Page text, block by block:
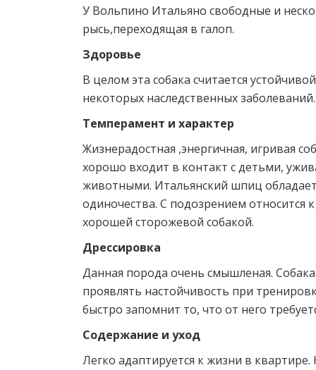
У Вольпино Итальяно свободные и
рысь,переходящая в галоп.
Здоровье
В целом эта собака считается
некоторых наследственных заболеваний.
Темперамент и характер
Жизнерадостная ,энергичная, игривая
хорошо входит в контакт с детьми,
животными. Итальянский шпиц
одиночества. С подозрением относится
хорошей сторожевой собакой.
Дрессировка
Данная порода очень смышленая. Собака
проявлять настойчивость при
быстро запомнит то, что от него
Содержание и уход
Легко адаптируется к жизни в